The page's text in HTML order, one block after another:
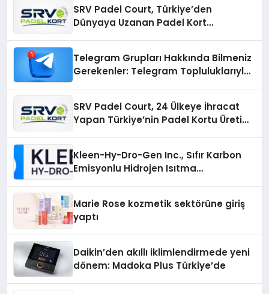
SRV Padel Court, Türkiye’den
Dünyaya Uzanan Padel Kort
Telegram Grupları Hakkında Bilmeniz
Gerekenler: Telegram Topluluklarıyla
SRV Padel Court, 24 Ülkeye İhracat
Yapan Türkiye’nin Padel Kortu Üretim
Kleen-Hy-Dro-Gen Inc., Sıfır Karbon
Emisyonlu Hidrojen Isıtma
Marie Rose kozmetik sektörüne giriş
yaptı
Daikin’den akıllı iklimlendirmede yeni
dönem: Madoka Plus Türkiye’de